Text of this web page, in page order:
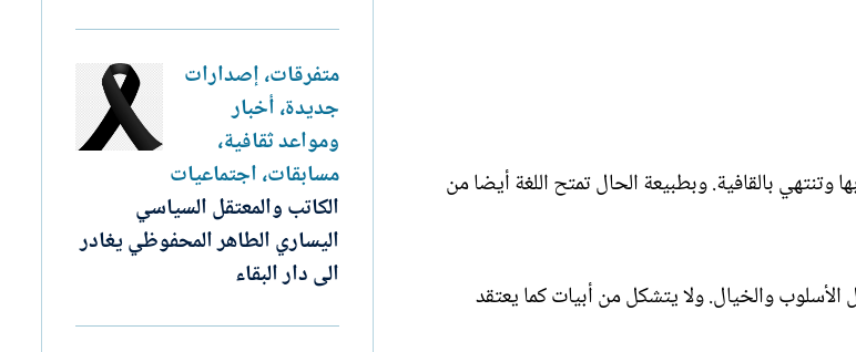
بالقافية. وبطبيعة الحال تمتح اللغة أيضا من
الأسلوب والخيال. ولا يتشكل من أبيات كما يعتقد
متفرقات، إصدارات
جديدة، أخبار
ومواعد ثقافية،
مسابقات، اجتماعيات
الكاتب والمعتقل السياسي
اليساري الطاهر المحفوظي يغادر
الى دار البقاء